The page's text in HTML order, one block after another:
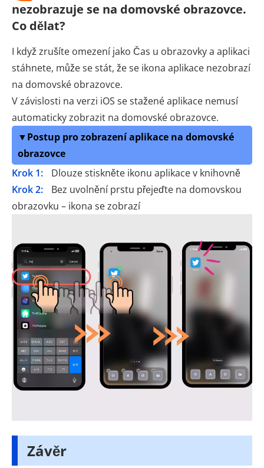
nezobrazuje se na domovské obrazovce.
Co dělat?
I když zrušíte omezení jako Čas u obrazovky a aplikaci
stáhnete, může se stát, že se ikona aplikace nezobrazí
na domovské obrazovce.
V závislosti na verzi iOS se stažené aplikace nemusí
automaticky zobrazit na domovské obrazovce.
▼Postup pro zobrazení aplikace na domovské
obrazovce
Krok 1:
Dlouze stiskněte ikonu aplikace v knihovně
Krok 2:
Bez uvolnění prstu přejeďte na domovskou
obrazovku – ikona se zobrazí
Závěr